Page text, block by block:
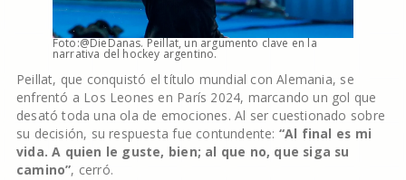
Foto:@DieDanas. Peillat, un argumento clave en la
narrativa del hockey argentino.
Peillat, que conquistó el título mundial con Alemania, se
enfrentó a Los Leones en París 2024, marcando un gol que
desató toda una ola de emociones. Al ser cuestionado sobre
su decisión, su respuesta fue contundente: “Al final es mi
vida. A quien le guste, bien; al que no, que siga su
camino”, cerró.